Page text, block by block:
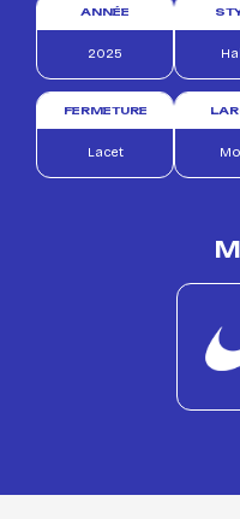
ANNÉE
2025
FERMETURE
Lacet